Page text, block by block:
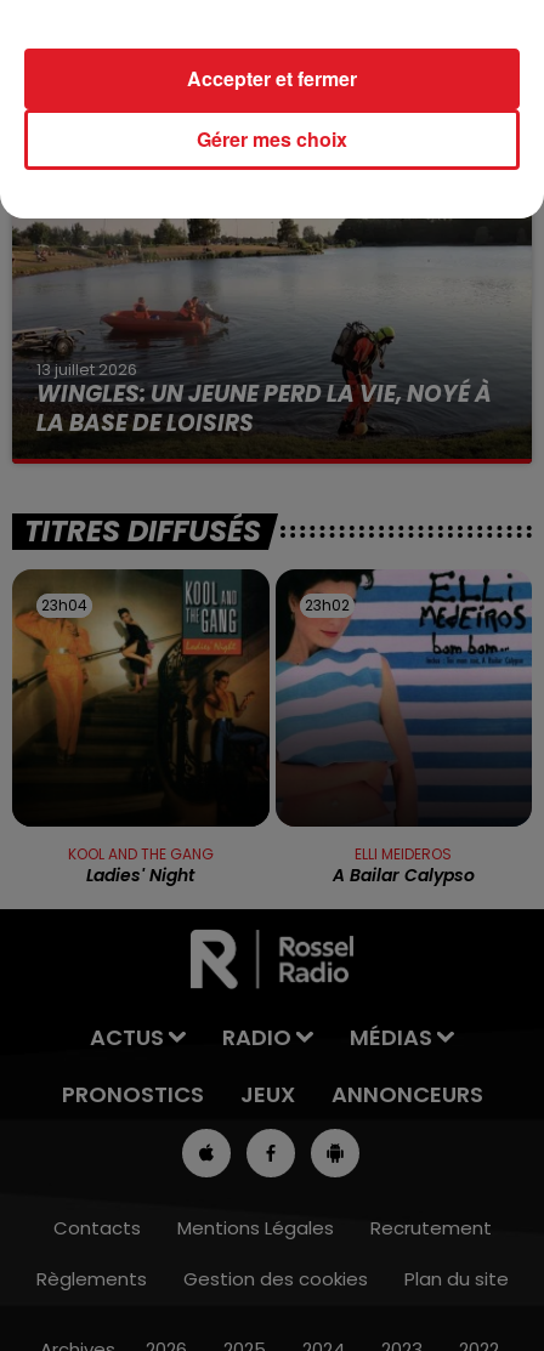
13h00 - 16h00
BÉTHUNE: ENQUÊTE POUR HOMICIDE
VOLONTAIRE EN COURS, APRÈS LA...
Selon les premiers éléments, le logement servait
à des prostituées
13 juillet 2026
WINGLES: UN JEUNE PERD LA VIE, NOYÉ À
LA BASE DE LOISIRS
La victime a coulé à pic
TITRES DIFFUSÉS
23h04
23h04
KOOL AND THE GANG
Ladies' Night
23h02
23h02
ELLI MEIDEROS
A Bailar Calypso
ACTUS RADIO
MÉDIAS
PRONOSTICS
JEUX ANNONCEURS
Contacts Mentions Légales
Recrutement
Règlements
Gestion des cookies Plan du site
Gérer mes choix
Accepter et fermer